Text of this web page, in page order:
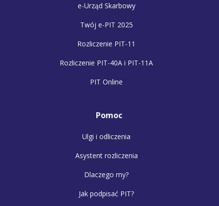
e-Urząd Skarbowy
Twój e-PIT 2025
Rozliczenie PIT-11
Rozliczenie PIT-40A i PIT-11A
PIT Online
Pomoc
Ulgi i odliczenia
Asystent rozliczenia
Dlaczego my?
Jak podpisać PIT?